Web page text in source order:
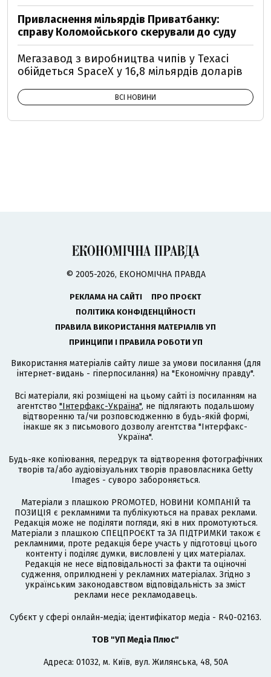
Привласнення мільярдів Приватбанку:
справу Коломойського скерували до суду
Мегазавод з виробництва чипів у Техасі
обійдеться SpaceX у 16,8 мільярдів доларів
ВСІ НОВИНИ
© 2005-2026, ЕКОНОМІЧНА ПРАВДА
РЕКЛАМА НА САЙТІ
ПРО ПРОЄКТ
ПОЛІТИКА КОНФІДЕНЦІЙНОСТІ
ПРАВИЛА ВИКОРИСТАННЯ МАТЕРІАЛІВ УП
ПРИНЦИПИ І ПРАВИЛА РОБОТИ УП
Використання матеріалів сайту лише за умови посилання (для
інтернет-видань - гіперпосилання) на "Економічну правду".
Всі матеріали, які розміщені на цьому сайті із посиланням на
агентство "Інтерфакс-Україна", не підлягають подальшому
відтворенню та/чи розповсюдженню в будь-якій формі,
інакше як з письмового дозволу агентства "Інтерфакс-
Україна".
Будь-яке копіювання, передрук та відтворення фотографічних
творів та/або аудіовізуальних творів правовласника Getty
Images - суворо забороняється.
Матеріали з плашкою PROMOTED, НОВИНИ КОМПАНІЙ та
ПОЗИЦІЯ є рекламними та публікуються на правах реклами.
Редакція може не поділяти погляди, які в них промотуються.
Матеріали з плашкою СПЕЦПРОЄКТ та ЗА ПІДТРИМКИ також є
рекламними, проте редакція бере участь у підготовці цього
контенту і поділяє думки, висловлені у цих матеріалах.
Редакція не несе відповідальності за факти та оціночні
судження, оприлюднені у рекламних матеріалах. Згідно з
українським законодавством відповідальність за зміст
реклами несе рекламодавець.
Cубєкт у сфері онлайн-медіа; ідентифікатор медіа - R40-02163.
ТОВ "УП Медіа Плюс"
Адреса: 01032, м. Київ, вул. Жилянська, 48, 50А